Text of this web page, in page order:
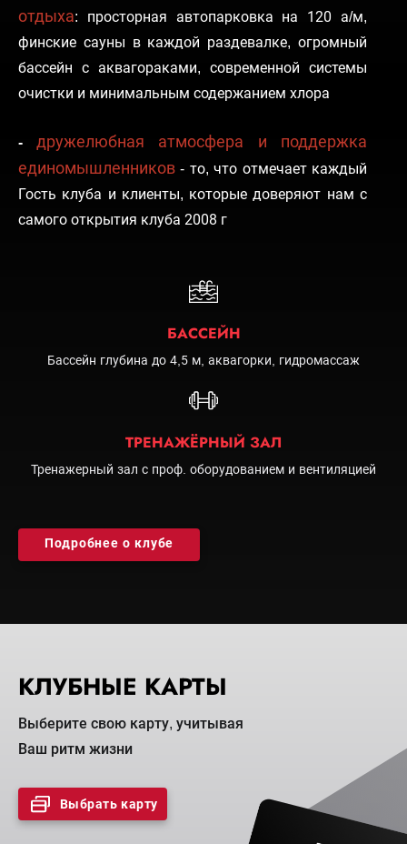
отдыха: просторная автопарковка на 120 а/м,
финские сауны в каждой раздевалке, огромный
бассейн с аквагораками, современной системы
очистки и минимальным содержанием хлора
- дружелюбная атмосфера и поддержка
единомышленников - то, что отмечает каждый
Гость клуба и клиенты, которые доверяют нам с
самого открытия клуба 2008 г
БАССЕЙН
Бассейн глубина до 4,5 м, аквагорки, гидромассаж
ТРЕНАЖЁРНЫЙ ЗАЛ
Тренажерный зал с проф. оборудованием и вентиляцией
Подробнее о клубе
КЛУБНЫЕ КАРТЫ
Выберите свою карту, учитывая
Ваш ритм жизни
Выбрать карту